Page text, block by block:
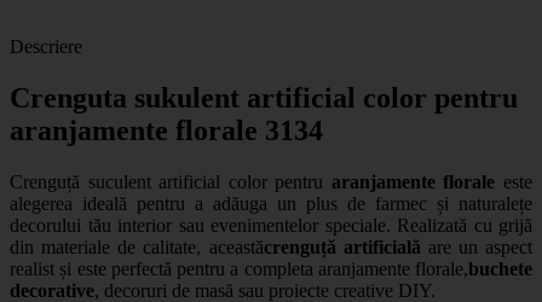
Descriere
Crenguta sukulent artificial color pentru
aranjamente florale 3134
Crenguță suculent artificial color pentru aranjamente florale este
alegerea ideală pentru a adăuga un plus de farmec și naturalețe
decorului tău interior sau evenimentelor speciale. Realizată cu grijă
din materiale de calitate, aceastăcrenguță artificială are un aspect
realist și este perfectă pentru a completa aranjamente florale,buchete
decorative, decoruri de masă sau proiecte creative DIY.